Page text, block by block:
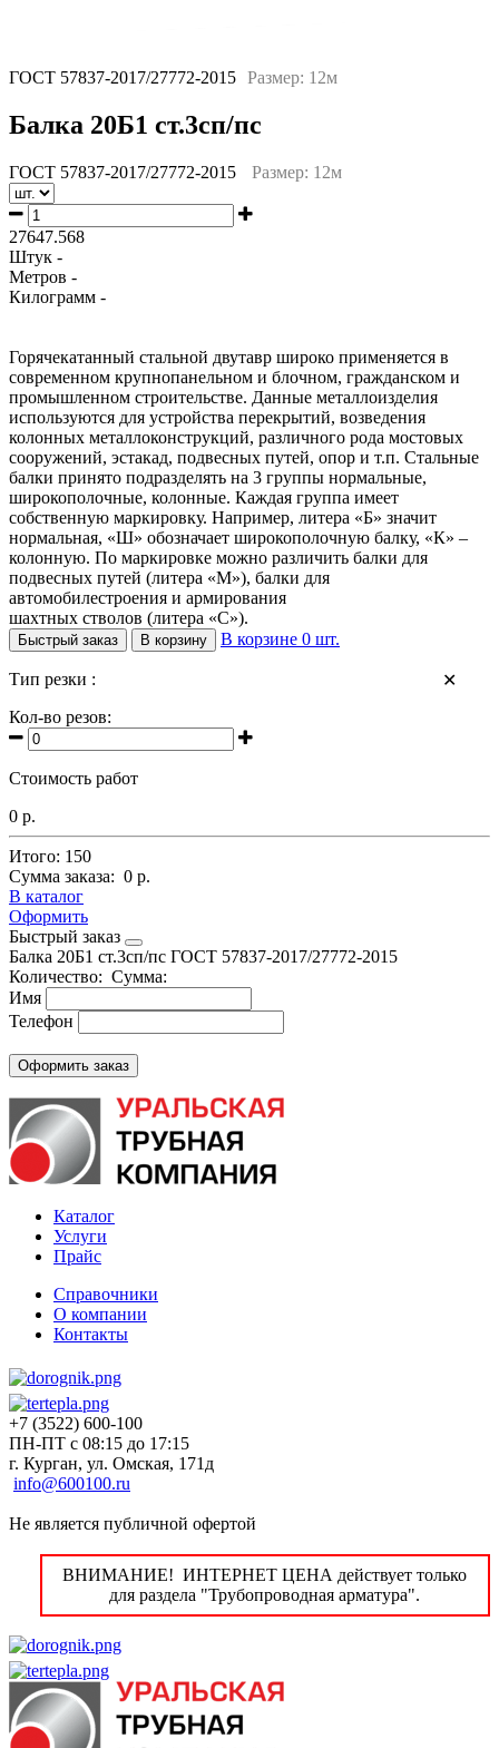
ГОСТ 57837-2017/27772-2015 Размер: 12м
Балка 20Б1 ст.3сп/пс
ГОСТ 57837-2017/27772-2015 Размер: 12м
27647.568
Штук -
Метров -
Килограмм -
Горячекатанный стальной двутавр широко применяется в
современном крупнопанельном и блочном, гражданском и
промышленном строительстве. Данные металлоизделия
используются для устройства перекрытий, возведения
колонных металлоконструкций, различного рода мостовых
сооружений, эстакад, подвесных путей, опор и т.п. Стальные
балки принято подразделять на 3 группы нормальные,
широкополочные, колонные. Каждая группа имеет
собственную маркировку. Например, литера «Б» значит
нормальная, «Ш» обозначает широкополочную балку, «К» –
колонную. По маркировке можно различить балки для
подвесных путей (литера «М»), балки для
автомобилестроения и армирования
шахтных стволов (литера «С»).
Быстрый заказ В корзину В корзине 0 шт.
✕
Тип резки :
Кол-во резов:
Стоимость работ
0 р.
Итого: 150
Сумма заказа: 0 р.
В каталог
Оформить
Быстрый заказ
Балка 20Б1 ст.3сп/пс ГОСТ 57837-2017/27772-2015
Количество: Сумма:
Имя
Телефон
Каталог
Услуги
Прайс
Справочники
О компании
Контакты
+7 (3522) 600-100
ПН-ПТ с 08:15 до 17:15
г. Курган, ул. Омская, 171д
info@600100.ru
Не является публичной офертой
ВНИМАНИЕ! ИНТЕРНЕТ ЦЕНА действует только
для раздела "Трубопроводная арматура".